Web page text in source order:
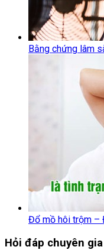
Bằng chứng lâm
Đổ mồ hôi trộm –
Hỏi đáp chuyên gia